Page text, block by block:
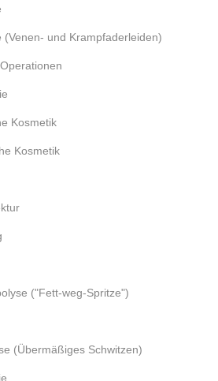
(Venen- und Krampfaderleiden)
Kosmetik
Kosmetik
("Fett-weg-Spritze")
(Übermäßiges Schwitzen)